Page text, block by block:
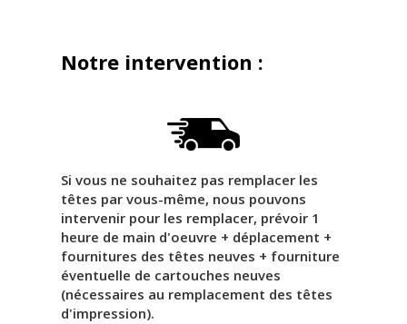
Notre intervention :
Si vous ne souhaitez pas remplacer les
têtes par vous-même, nous pouvons
intervenir pour les remplacer, prévoir 1
heure de main d'oeuvre + déplacement +
fournitures des têtes neuves + fourniture
éventuelle de cartouches neuves
(nécessaires au remplacement des têtes
d'impression).